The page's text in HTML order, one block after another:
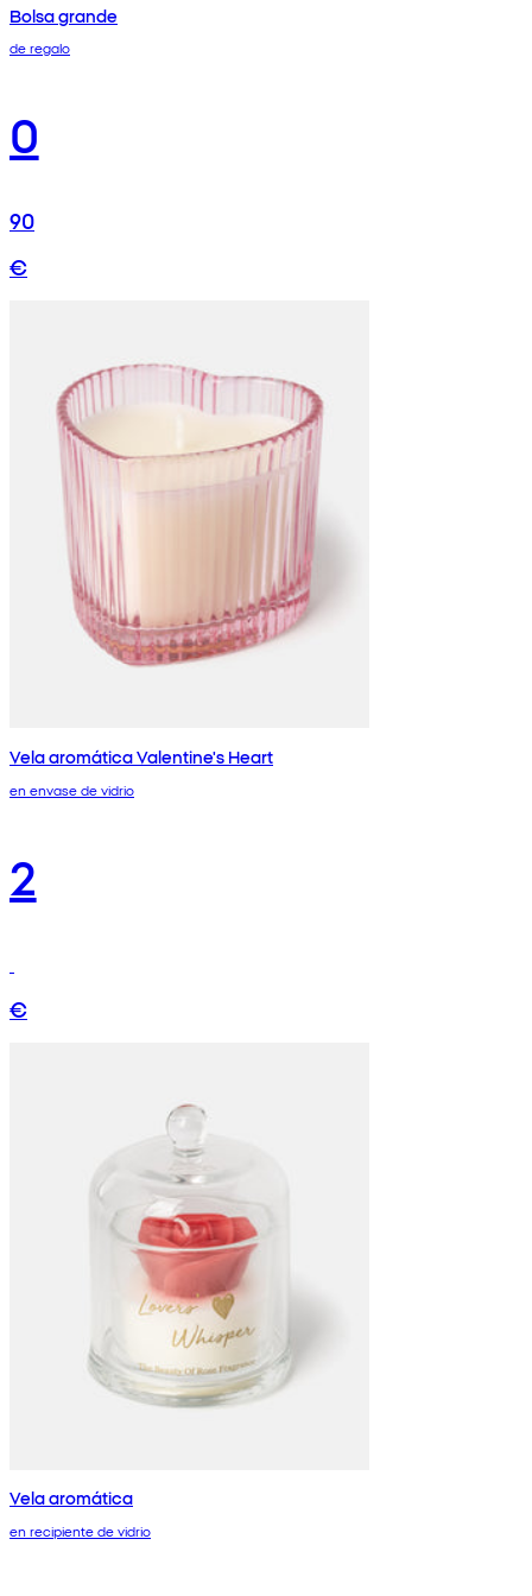
Bolsa grande
de regalo
0
90
€
Vela aromática Valentine's Heart
en envase de vidrio
2
€
Vela aromática
en recipiente de vidrio